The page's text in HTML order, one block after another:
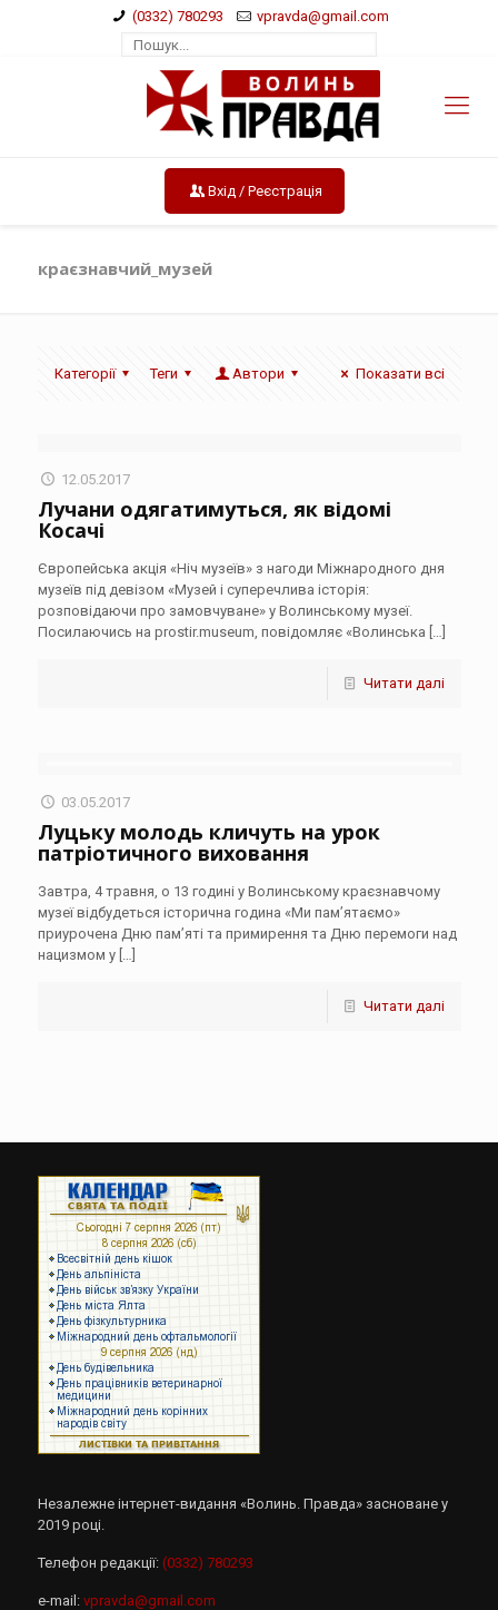
(0332) 780293 vpravda@gmail.com
Вхід / Реєстрація
краєзнавчий_музей
Категорії Теги Автори Показати всі
12.05.2017
Лучани одягатимуться, як відомі
Косачі
Європейська акція «Ніч музеїв» з нагоди Міжнародного дня
музеїв під девізом «Музей і суперечлива історія:
розповідаючи про замовчуване» у Волинському музеї.
Посилаючись на prostir.museum, повідомляє «Волинська […]
Читати далі
03.05.2017
Луцьку молодь кличуть на урок
патріотичного виховання
Завтра, 4 травня, о 13 годині у Волинському краєзнавчому
музеї відбудеться історична година «Ми пам’ятаємо»
приурочена Дню пам’яті та примирення та Дню перемоги над
нацизмом у[…]
Читати далі
Незалежне інтернет-видання «Волинь. Правда» засноване у
2019 році.
Телефон редакції: (0332) 780293
e-mail: vpravda@gmail.com